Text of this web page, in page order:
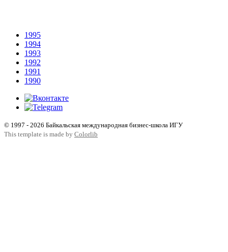
1995
1994
1993
1992
1991
1990
© 1997 - 2026 Байкальская международная бизнес-школа ИГУ
This template is made by Colorlib